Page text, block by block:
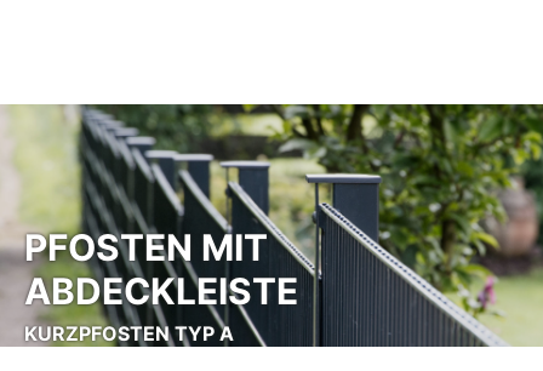
PFOSTEN MIT
ABDECKLEISTE
KURZPFOSTEN TYP A